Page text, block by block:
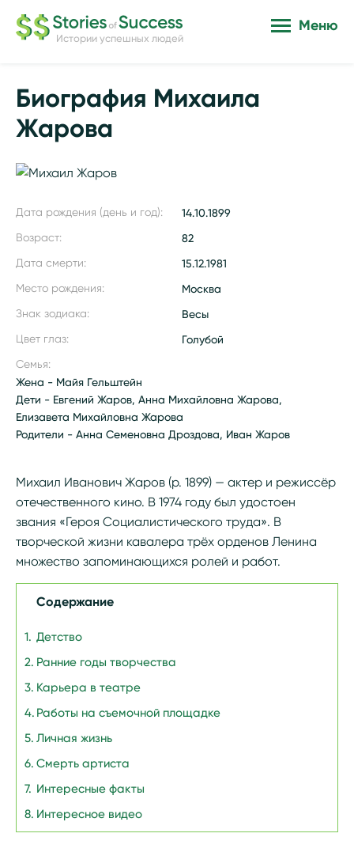
Истории успешных людей
Меню
Биография Михаила
Жарова
Дата рождения (день и год): 14.10.1899
Возраст: 82
Дата смерти: 15.12.1981
Место рождения: Москва
Знак зодиака: Весы
Цвет глаз: Голубой
Семья:
Жена - Майя Гельштейн
Дети - Евгений Жаров, Анна Михайловна Жарова,
Елизавета Михайловна Жарова
Родители - Анна Семеновна Дроздова, Иван Жаров
Михаил Иванович Жаров (р. 1899) — актер и режиссёр
отечественного кино. В 1974 году был удостоен
звания «Героя Социалистического труда». В
творческой жизни кавалера трёх орденов Ленина
множество запоминающихся ролей и работ.
Содержание
Детство
Ранние годы творчества
Карьера в театре
Работы на съемочной площадке
Личная жизнь
Смерть артиста
Интересные факты
Интересное видео